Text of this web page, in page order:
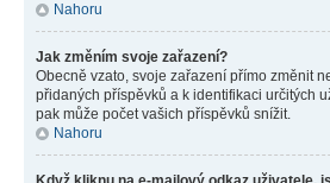
Nahoru
Jak změním svoje zařazení?
Obecně vzato, svoje zařazení přímo změnit
přidaných příspěvků a k identifikaci určitých
pak může počet vašich příspěvků snížit.
Nahoru